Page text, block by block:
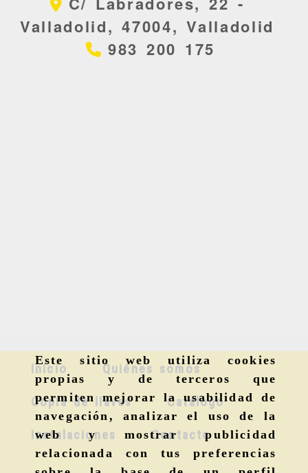
Este sitio web utiliza cookies
propias y de terceros que
permiten mejorar la usabilidad de
navegación, analizar el uso de la
web y mostrar publicidad
relacionada con tus preferencias
Plata
Valladolid,47004,Valladolid
983 200 175
Inicio Quiénes somos
Copia de llaves Catálogo
Instalaciones Contacto